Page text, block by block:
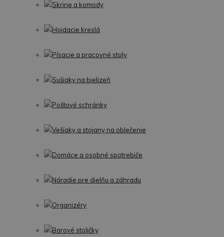
Skrine a komody
Hojdacie kreslá
Písacie a pracovné stoly
Sušiaky na bielizeň
Poštové schránky
Vešiaky a stojany na oblečenie
Domáce a osobné spotrebiče
Náradie pre dielňu a záhradu
Organizéry
Barové stoličky